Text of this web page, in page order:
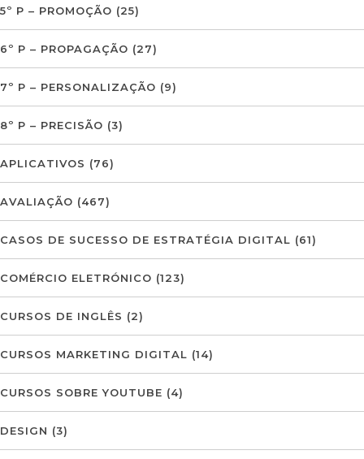
5º P – PROMOÇÃO (25)
6º P – PROPAGAÇÃO (27)
7º P – PERSONALIZAÇÃO (9)
8º P – PRECISÃO (3)
APLICATIVOS (76)
AVALIAÇÃO (467)
CASOS DE SUCESSO DE ESTRATÉGIA DIGITAL (61)
COMÉRCIO ELETRÓNICO (123)
CURSOS DE INGLÊS (2)
CURSOS MARKETING DIGITAL (14)
CURSOS SOBRE YOUTUBE (4)
DESIGN (3)